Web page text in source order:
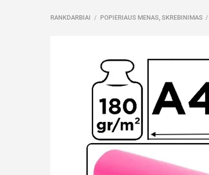
RANKDARBIAI / POPIERIAUS MENAS, SKREBINIMAS /